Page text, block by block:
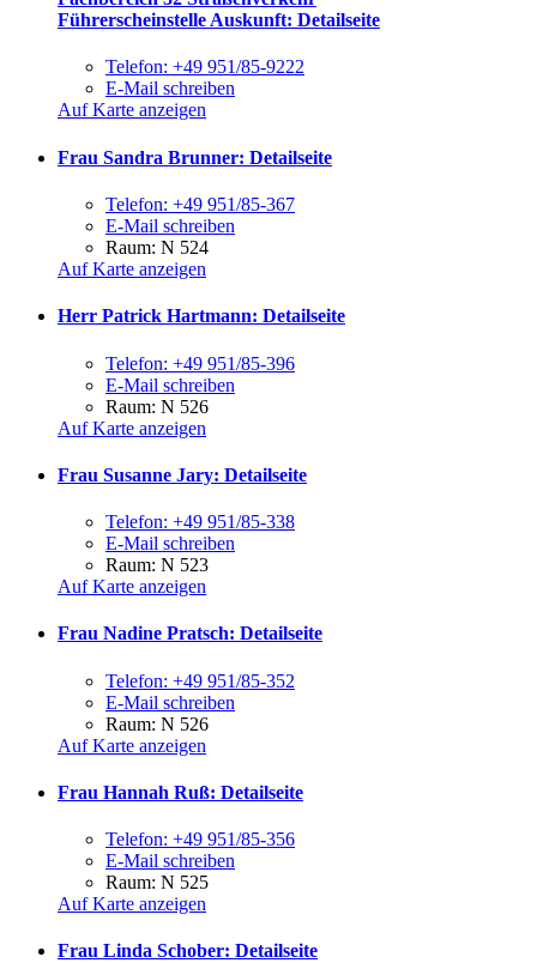
Führerscheinstelle Auskunft: Detailseite
Telefon: +49 951/85-9222
E-Mail schreiben
Auf Karte anzeigen
Frau Sandra Brunner: Detailseite
Telefon: +49 951/85-367
E-Mail schreiben
Raum: N 524
Auf Karte anzeigen
Herr Patrick Hartmann: Detailseite
Telefon: +49 951/85-396
E-Mail schreiben
Raum: N 526
Auf Karte anzeigen
Frau Susanne Jary: Detailseite
Telefon: +49 951/85-338
E-Mail schreiben
Raum: N 523
Auf Karte anzeigen
Frau Nadine Pratsch: Detailseite
Telefon: +49 951/85-352
E-Mail schreiben
Raum: N 526
Auf Karte anzeigen
Frau Hannah Ruß: Detailseite
Telefon: +49 951/85-356
E-Mail schreiben
Raum: N 525
Auf Karte anzeigen
Frau Linda Schober: Detailseite